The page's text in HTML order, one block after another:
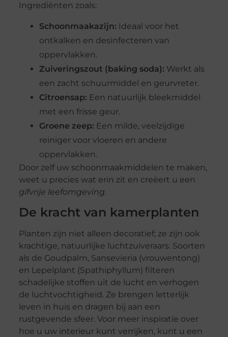
Ingrediënten zoals:
Schoonmaakazijn: Ideaal voor het
ontkalken en desinfecteren van
oppervlakken.
Zuiveringszout (baking soda): Werkt als
een zacht schuurmiddel en geurvreter.
Citroensap: Een natuurlijk bleekmiddel
met een frisse geur.
Groene zeep: Een milde, veelzijdige
reiniger voor vloeren en andere
oppervlakken.
Door zelf uw schoonmaakmiddelen te maken,
weet u precies wat erin zit en creëert u een
gifvrije leefomgeving.
De kracht van kamerplanten
Planten zijn niet alleen decoratief; ze zijn ook
krachtige, natuurlijke luchtzuiveraars. Soorten
als de Goudpalm, Sansevieria (vrouwentong)
en Lepelplant (Spathiphyllum) filteren
schadelijke stoffen uit de lucht en verhogen
de luchtvochtigheid. Ze brengen letterlijk
leven in huis en dragen bij aan een
rustgevende sfeer. Voor meer inspiratie over
hoe u uw interieur kunt verrijken, kunt u een